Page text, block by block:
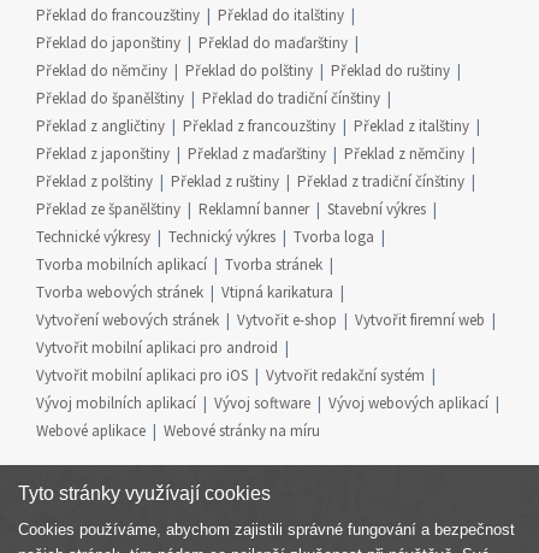
Překlad do francouzštiny
Překlad do italštiny
Překlad do japonštiny
Překlad do maďarštiny
Překlad do němčiny
Překlad do polštiny
Překlad do ruštiny
Překlad do španělštiny
Překlad do tradiční čínštiny
Překlad z angličtiny
Překlad z francouzštiny
Překlad z italštiny
Překlad z japonštiny
Překlad z maďarštiny
Překlad z němčiny
Překlad z polštiny
Překlad z ruštiny
Překlad z tradiční čínštiny
Překlad ze španělštiny
Reklamní banner
Stavební výkres
Technické výkresy
Technický výkres
Tvorba loga
Tvorba mobilních aplikací
Tvorba stránek
Tvorba webových stránek
Vtipná karikatura
Vytvoření webových stránek
Vytvořit e-shop
Vytvořit firemní web
Vytvořit mobilní aplikaci pro android
Vytvořit mobilní aplikaci pro iOS
Vytvořit redakční systém
Vývoj mobilních aplikací
Vývoj software
Vývoj webových aplikací
Webové aplikace
Webové stránky na míru
Tyto stránky využívají cookies
Cookies používáme, abychom zajistili správné fungování a bezpečnost